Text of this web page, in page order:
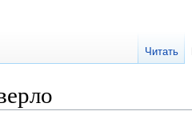
Читать